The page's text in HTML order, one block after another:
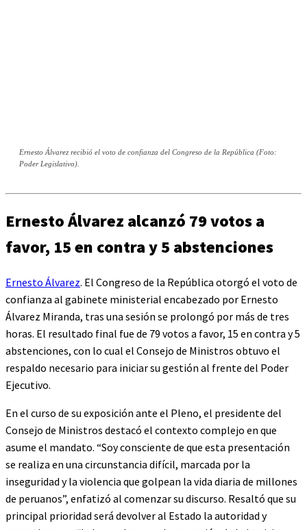
Ernesto Álvarez recibió el voto de confianza del Congreso de la República (Foto:
Poder Legislativo).
Ernesto Álvarez alcanzó 79 votos a
favor, 15 en contra y 5 abstenciones
Ernesto Álvarez. El Congreso de la República otorgó el voto de
confianza al gabinete ministerial encabezado por Ernesto
Álvarez Miranda, tras una sesión se prolongó por más de tres
horas. El resultado final fue de 79 votos a favor, 15 en contra y 5
abstenciones, con lo cual el Consejo de Ministros obtuvo el
respaldo necesario para iniciar su gestión al frente del Poder
Ejecutivo.
En el curso de su exposición ante el Pleno, el presidente del
Consejo de Ministros destacó el contexto complejo en que
asume el mandato. “Soy consciente de que esta presentación
se realiza en una circunstancia difícil, marcada por la
inseguridad y la violencia que golpean la vida diaria de millones
de peruanos”, enfatizó al comenzar su discurso. Resaltó que su
principal prioridad será devolver al Estado la autoridad y